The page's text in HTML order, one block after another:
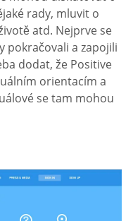
rady, mluvit o
atd. Nejprve se
pokračovali a zapojili
dodat, že Positive
orientacím a
se tam mohou